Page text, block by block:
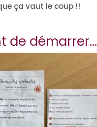
ça vaut le coup !!
de démarrer…